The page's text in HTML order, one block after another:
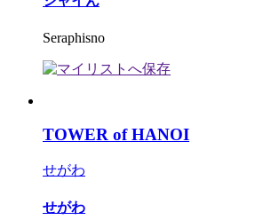
Seraphisno
TOWER of HANOI
せがわ
せがわ